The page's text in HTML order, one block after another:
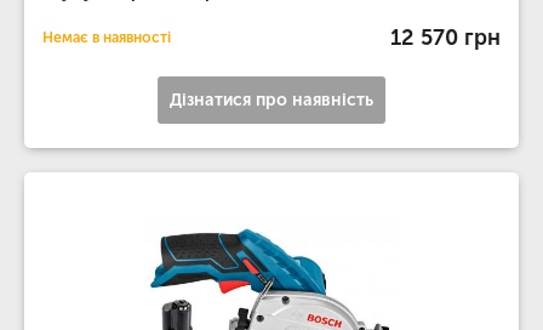
Немає в наявності 12 570 грн
Дізнатися про наявність